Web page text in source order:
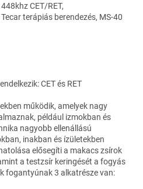
CET/RET,
terápiás berendezés, MS-40
CET és RET
működik, amelyek nagy
például izmokban és
nagyobb ellenállású
inakban és ízületekben
elősegíti a makacs zsírok
a testzsír keringését a fogyás
fogantyúnak 3 alkatrésze van: